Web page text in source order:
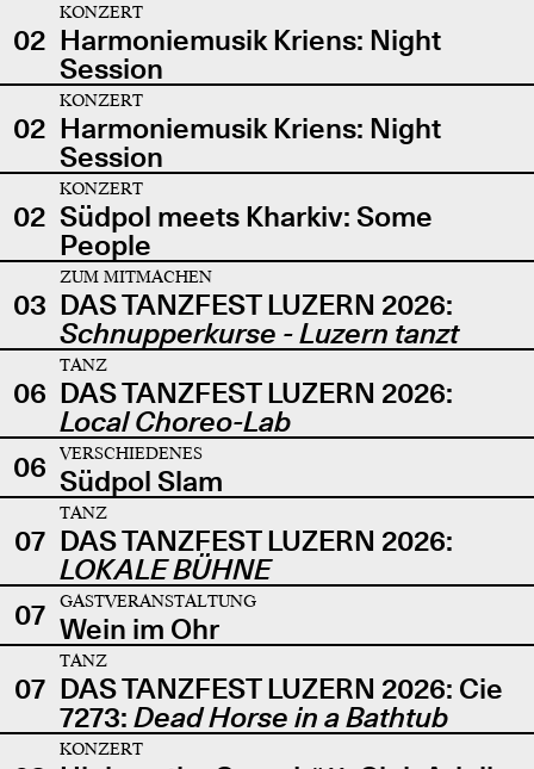
02
KONZERT
Harmoniemusik Kriens: Night
Session
02
KONZERT
Harmoniemusik Kriens: Night
Session
02
KONZERT
Südpol meets Kharkiv: Some
People
03
ZUM MITMACHEN
DAS TANZFEST LUZERN 2026:
Schnupperkurse - Luzern tanzt
06
TANZ
DAS TANZFEST LUZERN 2026:
Local Choreo-Lab
06
VERSCHIEDENES
Südpol Slam
07
TANZ
DAS TANZFEST LUZERN 2026:
LOKALE BÜHNE
07
GASTVERANSTALTUNG
Wein im Ohr
07
TANZ
DAS TANZFEST LUZERN 2026: Cie
7273: Dead Horse in a Bathtub
KONZERT